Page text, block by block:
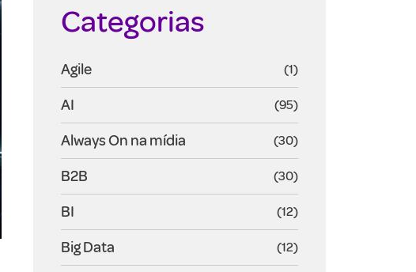
Categorias
Agile (1)
AI (95)
Always On na mídia (30)
B2B (30)
BI (12)
Big Data (12)